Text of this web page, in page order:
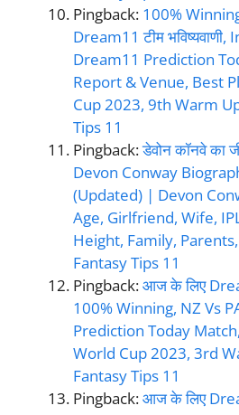
Pingback: 100%
Dream11 टीम
Dream11 Prediction
Report & Venue, Best
Cup 2023, 9th Warm
Tips 11
Pingback:डेवोन कॉनवे का
Devon Conway
(Updated) | Devon
Age, Girlfriend, Wife,
Height, Family,
Fantasy Tips 11
Pingback:आज के लिए
100% Winning, NZ Vs
Prediction Today
World Cup 2023, 3rd
Fantasy Tips 11
Pingback:आज के लिए